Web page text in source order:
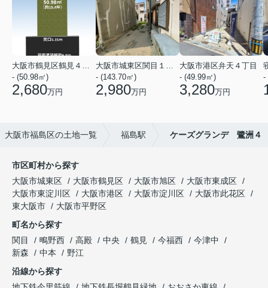
大阪市鶴見区鶴見４丁目
- (50.98㎡)
2,680万円
大阪市城東区関目１丁目
- (143.70㎡)
2,980万円
大阪市港区弁天４丁目
- (49.99㎡)
3,280万円
-
大阪市福島区の土地一覧 福島駅 ケーズグランデ 鷺洲４
市区町村から探す
大阪市城東区
大阪市鶴見区 大阪市旭区
大阪市東成区
大阪市東淀川区
大阪市港区 大阪市淀川区
大阪市此花区
東大阪市
大阪市平野区
町名から探す
関目
鴫野西 高殿 中央 鶴見 今福西
今津中
新森
中本
野江
沿線から探す